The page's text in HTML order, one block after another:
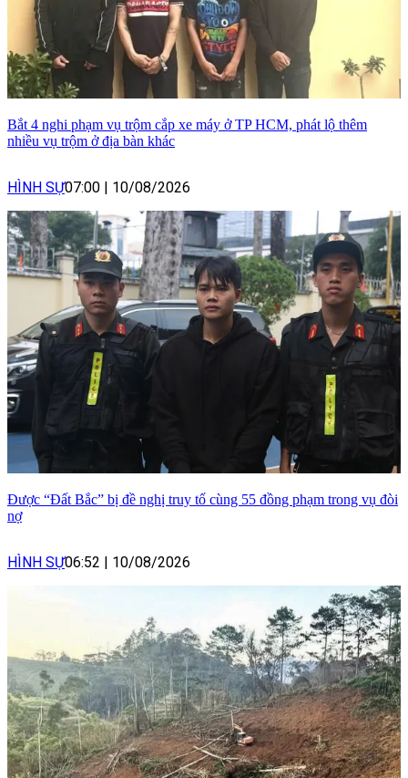
Bắt 4 nghi phạm vụ trộm cắp xe máy ở TP HCM, phát lộ thêm
nhiều vụ trộm ở địa bàn khác
HÌNH SỰ07:00 | 10/08/2026
Được “Đất Bắc” bị đề nghị truy tố cùng 55 đồng phạm trong vụ đòi
nợ
HÌNH SỰ06:52 | 10/08/2026